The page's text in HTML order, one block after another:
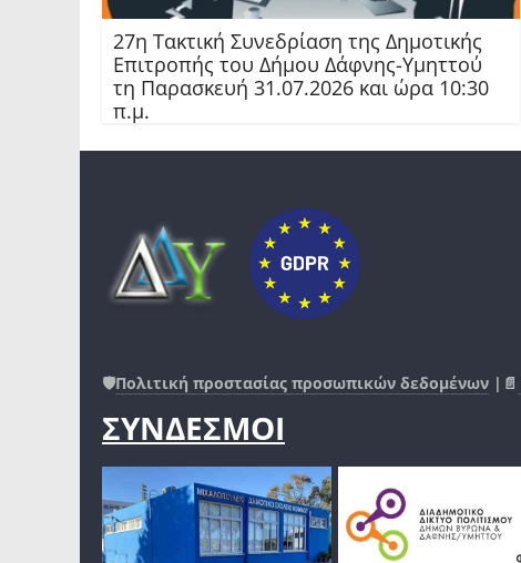
27η Τακτική Συνεδρίαση της Δημοτικής
Επιτροπής του Δήμου Δάφνης-Υμηττού
τη Παρασκευή 31.07.2026 και ώρα 10:30
π.μ.
🛡️Πολιτική προστασίας προσωπικών δεδομένων |📄
ΣΥΝΔΕΣΜΟΙ